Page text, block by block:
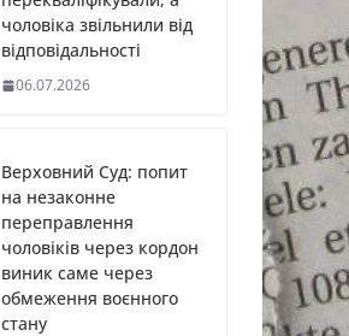
чоловіка звільнили від
відповідальності
06.07.2026
Верховний Суд: попит
на незаконне
переправлення
чоловіків через кордон
виник саме через
обмеження воєнного
стану